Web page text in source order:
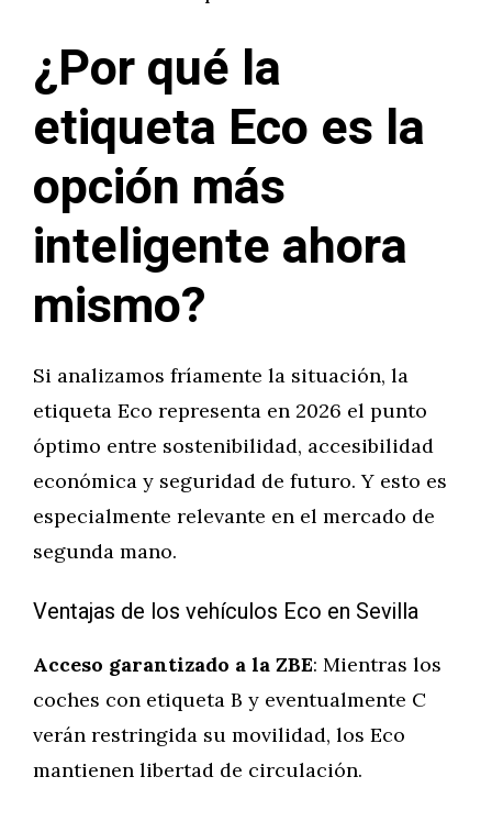
¿Por qué la
etiqueta Eco es la
opción más
inteligente ahora
mismo?
Si analizamos fríamente la situación, la
etiqueta Eco representa en 2026 el punto
óptimo entre sostenibilidad, accesibilidad
económica y seguridad de futuro. Y esto es
especialmente relevante en el mercado de
segunda mano.
Ventajas de los vehículos Eco en Sevilla
Acceso garantizado a la ZBE: Mientras los
coches con etiqueta B y eventualmente C
verán restringida su movilidad, los Eco
mantienen libertad de circulación.